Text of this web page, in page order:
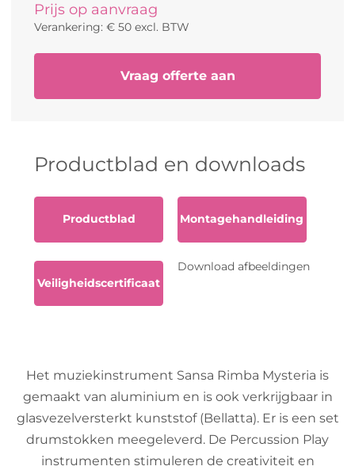
Prijs op aanvraag
Verankering: € 50 excl. BTW
Vraag offerte aan
Productblad en downloads
Productblad Montagehandleiding
Veiligheidscertificaat
Download afbeeldingen
Het muziekinstrument Sansa Rimba Mysteria is
gemaakt van aluminium en is ook verkrijgbaar in
glasvezelversterkt kunststof (Bellatta). Er is een set
drumstokken meegeleverd. De Percussion Play
instrumenten stimuleren de creativiteit en